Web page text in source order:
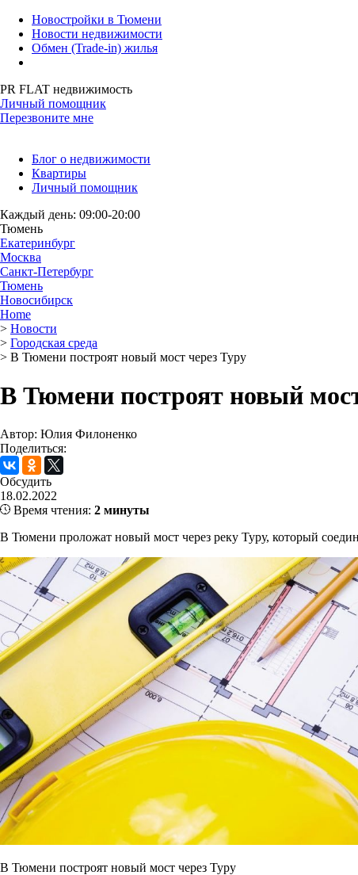
Новостройки в Тюмени
Новости недвижимости
Обмен (Trade-in) жилья
PR FLAT недвижимость
Личный помощник
Перезвоните мне
Блог о недвижимости
Квартиры
Личный помощник
Каждый день: 09:00-20:00
Тюмень
Екатеринбург
Москва
Санкт-Петербург
Тюмень
Новосибирск
Home
> Новости
> Городская среда
> В Тюмени построят новый мост через Туру
В Тюмени построят новый
Автор: Юлия Филоненко
Поделиться:
Обсудить
18.02.2022
Время чтения: 2 минуты
В Тюмени проложат новый мост через реку Туру, который
В Тюмени построят новый мост через Туру